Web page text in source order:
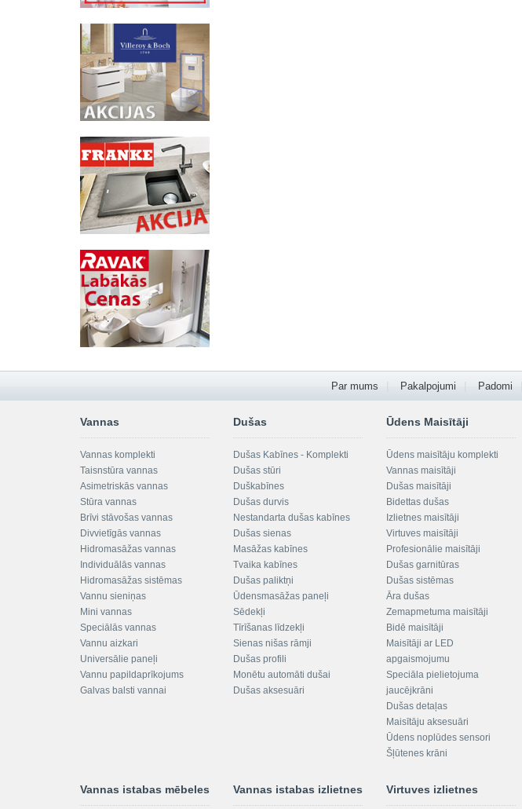
Par mums Pakalpojumi Padomi
Vannas
Vannas komplekti
Taisnstūra vannas
Asimetriskās vannas
Stūra vannas
Brīvi stāvošas vannas
Divvietīgās vannas
Hidromasāžas vannas
Individuālās vannas
Hidromasāžas sistēmas
Vannu sieniņas
Mini vannas
Speciālās vannas
Vannu aizkari
Universālie paneļi
Vannu papildaprīkojums
Galvas balsti vannai
Dušas
Dušas Kabīnes - Komplekti
Dušas stūri
Duškabīnes
Dušas durvis
Nestandarta dušas kabīnes
Dušas sienas
Masāžas kabīnes
Tvaika kabīnes
Dušas paliktņi
Ūdensmasāžas paneļi
Sēdekļi
Tīrīšanas līdzekļi
Sienas nišas rāmji
Dušas profili
Monētu automāti dušai
Dušas aksesuāri
Ūdens Maisītāji
Ūdens maisītāju komplekti
Vannas maisītāji
Dušas maisītāji
Bidettas dušas
Izlietnes maisītāji
Virtuves maisītāji
Profesionālie maisītāji
Dušas garnitūras
Dušas sistēmas
Āra dušas
Zemapmetuma maisītāji
Bidē maisītāji
Maisītāji ar LED
apgaismojumu
Speciāla pielietojuma
jaucējkrāni
Dušas detaļas
Maisītāju aksesuāri
Ūdens noplūdes sensori
Šļūtenes krāni
Vannas istabas mēbeles Vannas istabas izlietnes Virtuves izlietnes